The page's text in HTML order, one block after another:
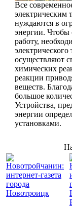
Все
электрическим
нуждаются в
энергии. Чтобы
работу,
осуществляют
химических
реакции
веществ.
большое
Устройства,
энергии
установками.